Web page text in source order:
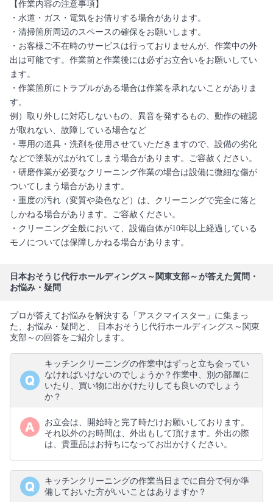
【作業内容の注意事項】
・水道・ガス・電気をお借りする場合があります。
・清掃箇所周辺のスペースの確保をお願いします。
・お客様ご不在時のサービスは行っておりませんが、作業中の外
出は可能です。作業前と作業後には必ずお立合いをお願いしてい
ます。
・作業箇所にトラブルがある場合は作業を承れないことがありま
す。
例）取り外しに対応しないもの、異音を発するもの、動作の確認
が取れない、故障している場合など
・専用の道具・洗剤を使用させていただきますので、設備の劣化
などで塗装がはがれてしまう場合があります。ご容赦ください。
・研磨作業が必要なクリーニング作業の場合は設備に微細な傷が
ついてしまう場合があります。
・重度の汚れ（変質や染色など）は、クリーニングで完全に落と
しかねる場合があります。ご容赦ください。
・クリーニング全般において、設備自体が10年以上経過している
モノについては保障しかねる場合があります。
日本おそうじ代行ホールディングス～関東支部～が答えた質問・
お悩み・疑問
プロが答えてお悩みを解決する「アスクマイスター」に集まっ
た、お悩み・疑問と、 日本おそうじ代行ホールディングス～関東
支部～の回答をご紹介します。
キッチンクリーニングの作業中はずっと立ち会ってい
なければいけないのでしょうか？作業中、別の部屋に
いたり、買い物に出かけたりしても良いのでしょう
か？
お立会は、開始時と完了時だけお願いしております。
それ以外のお時間は、外出もして頂けます。外出の際
は、貴重品はお持ちになってお出かけください。
キッチンクリーニングの作業当日までに自分で何か準
備しておいた方がいいことはありますか？